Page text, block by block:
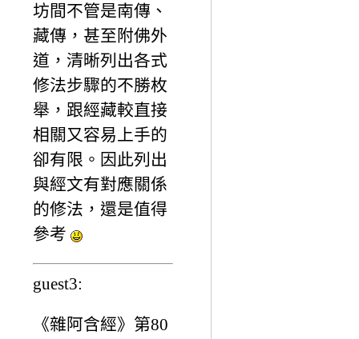
坊間不管是南傳、
藏傳，甚至附佛外
道，清晰列出各式
修法步驟的不勝枚
舉，跟經藏較直接
相關又容易上手的
卻有限。因此列出
與經文有對應關係
的修法，還是值得
參考
guest3:
《雜阿含經》第80